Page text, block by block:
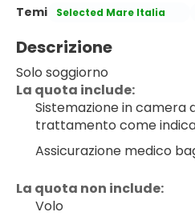
Temi
Selected Mare Italia
Descrizione
Solo soggiorno
La quota include:
Sistemazione in camera
trattamento come
Assicurazione medico
La quota non include:
Volo